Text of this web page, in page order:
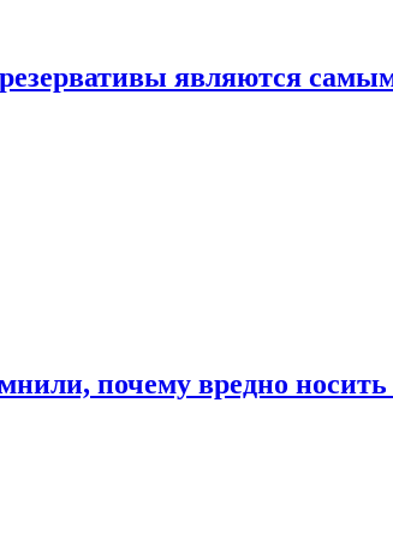
являются
почему вредно носить